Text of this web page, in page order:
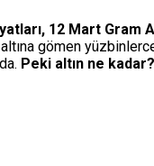
12 Mart Gram
gömen
Peki altın ne kadar?